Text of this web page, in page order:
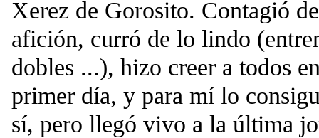
Xerez de Gorosito. Contagió
afición, curró de lo lindo
dobles ...), hizo creer a todos
primer día, y para mí lo
sí, pero llegó vivo a la última